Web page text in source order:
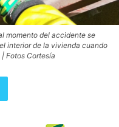
momento del accidente se
interior de la vivienda cuando
Fotos Cortesía